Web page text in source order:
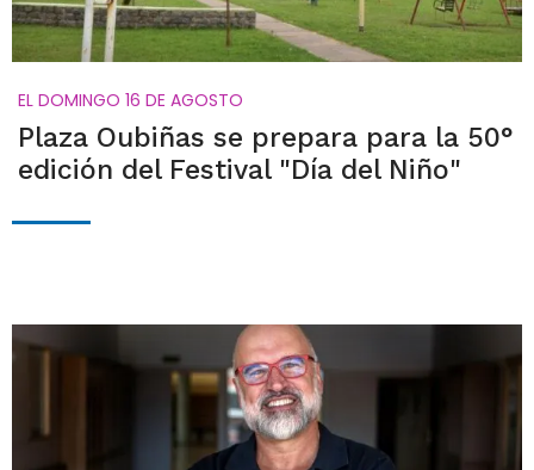
EL DOMINGO 16 DE AGOSTO
Plaza Oubiñas se prepara para la 50°
edición del Festival "Día del Niño"